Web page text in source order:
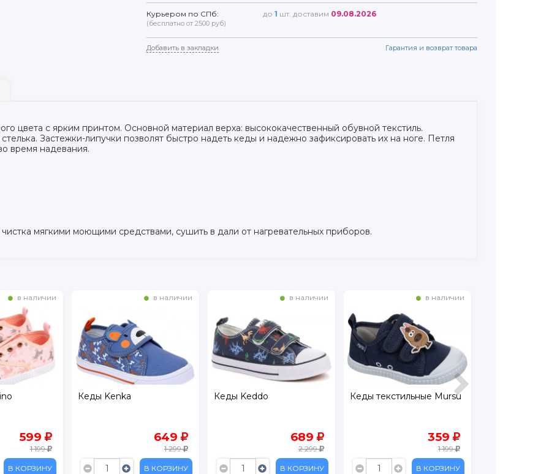
Курьером по СПб:
(бесплатно от 2500 руб)
до 1 шт. доставим 09.08.2026
Добавить в закладки Гарантия и возврат товара
цвета с ярким принтом. Основной материал верха: высококачественный обувной текстиль.
Застежки-липучки позволят быстро надеть кеды и надежно зафиксировать их на ноге. Петля
время надевания.
мягкими моющими средствами, сушить в дали от нагревательных приборов.
в наличии
649
1 299
В КОРЗИНУ
в наличии
Кеды Keddo
689
2 299
В КОРЗИНУ
в наличии
Кеды текстильные Mursu
359
1 199
В КОРЗИНУ
в наличии
Кеды Mursu
699
1 399
В КОРЗИНУ